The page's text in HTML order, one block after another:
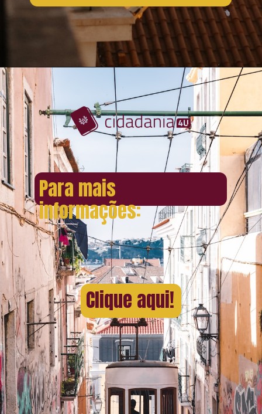
Para mais
informações:
Clique aqui!